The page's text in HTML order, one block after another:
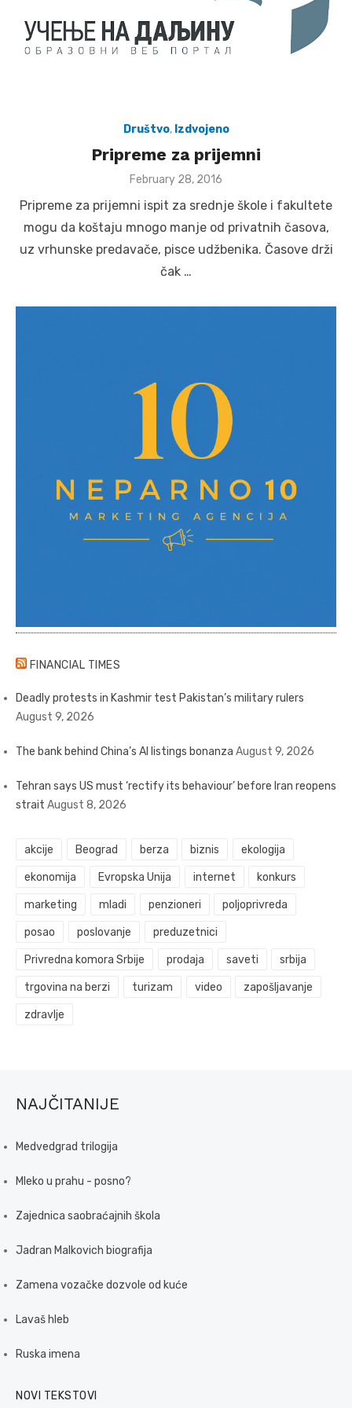
Društvo, Izdvojeno
Pripreme za prijemni
Posted
February 28, 2016
Pripreme za prijemni ispit za srednje škole i fakultete
mogu da koštaju mnogo manje od privatnih časova,
uz vrhunske predavače, pisce udžbenika. Časove drži
čak …
FINANCIAL TIMES
Deadly protests in Kashmir test Pakistan’s military rulers
August 9, 2026
The bank behind China’s AI listings bonanza August 9, 2026
Tehran says US must ‘rectify its behaviour’ before Iran reopens
strait August 8, 2026
akcije Beograd berza biznis ekologija
ekonomija Evropska Unija internet konkurs
marketing mladi penzioneri poljoprivreda
posao poslovanje preduzetnici
Privredna komora Srbije prodaja saveti srbija
trgovina na berzi turizam video zapošljavanje
zdravlje
NAJČITANIJE
Medvedgrad trilogija
Mleko u prahu - posno?
Zajednica saobraćajnih škola
Jadran Malkovich biografija
Zamena vozačke dozvole od kuće
Lavaš hleb
Ruska imena
NOVI TEKSTOVI